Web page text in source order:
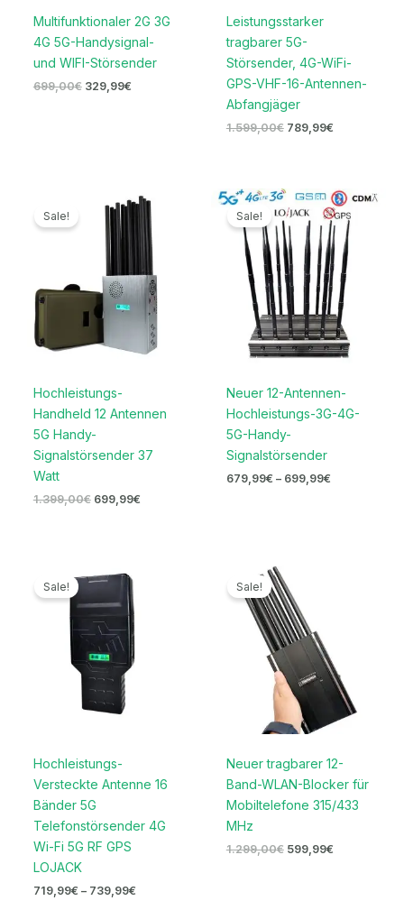
Multifunktionaler 2G 3G
4G 5G-Handysignal-
und WIFI-Störsender
699,00€ 329,99€
Leistungsstarker
tragbarer 5G-
Störsender, 4G-WiFi-
GPS-VHF-16-Antennen-
Abfangjäger
1.599,00€ 789,99€
Sale!
Hochleistungs-
Handheld 12 Antennen
5G Handy-
Signalstörsender 37
Watt
1.399,00€
Ursprünglicher
Preis
war:
1.399,00€
699,99€
Aktueller
Preis
ist:
699,99€.
Sale!
Neuer 12-Antennen-
Hochleistungs-3G-4G-
5G-Handy-
Signalstörsender
679,99€ – 699,99€
Preisspanne:
679,99€
bis
699,99€
Sale!
Hochleistungs-
Versteckte Antenne 16
Bänder 5G
Telefonstörsender 4G
Wi-Fi 5G RF GPS
LOJACK
719,99€ – 739,99€
Sale!
Neuer tragbarer 12-
Band-WLAN-Blocker für
Mobiltelefone 315/433
MHz
1.299,00€
war:
1.299,00€
599,99€